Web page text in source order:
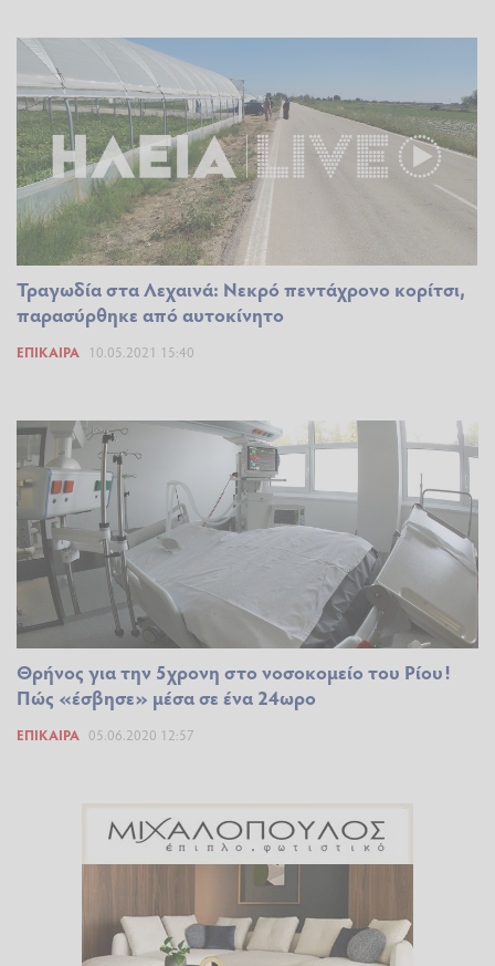
Τραγωδία στα Λεχαινά: Νεκρό πεντάχρονο κορίτσι,
παρασύρθηκε από αυτοκίνητο
ΕΠΊΚΑΙΡΑ 10.05.2021 15:40
Θρήνος για την 5χρονη στο νοσοκομείο του Ρίου!
Πώς «έσβησε» μέσα σε ένα 24ωρο
ΕΠΊΚΑΙΡΑ 05.06.2020 12:57